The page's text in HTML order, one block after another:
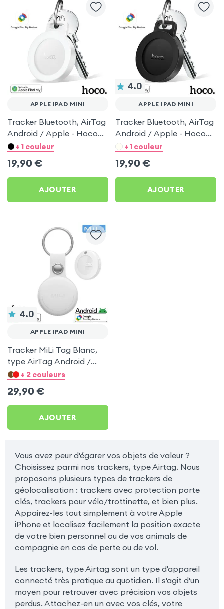
APPLE IPAD MINI
Tracker Bluetooth, AirTag
Android / Apple - Hoco
Blanc pour Apple iPad
+ 1 couleur
19,90 €
AJOUTER
4.0
APPLE IPAD MINI
Tracker Bluetooth, AirTag
Android / Apple - Hoco
Noir pour Apple iPad Mini
+ 1 couleur
19,90 €
AJOUTER
4.0
APPLE IPAD MINI
Tracker MiLi Tag Blanc,
type AirTag Android /
Apple pour Apple iPad
+ 2 couleurs
29,90 €
AJOUTER
Vous avez peur d'égarer vos objets de valeur ?
Choisissez parmi nos trackers, type Airtag. Nous
proposons plusieurs types de trackers de
géolocalisation : trackers avec protection porte
clés, trackers pour vélo/trottinette, et bien plus.
Appairez-les tout simplement à votre Apple
iPhone et localisez facilement la position exacte
de votre bien personnel ou de vos animals de
compagnie en cas de perte ou de vol.
Les trackers, type Airtag sont un type d'appareil
connecté très pratique au quotidien. Il s'agit d'un
moyen pour retrouver avec précision vos objets
perdus. Attachez-en un avec vos clés, votre